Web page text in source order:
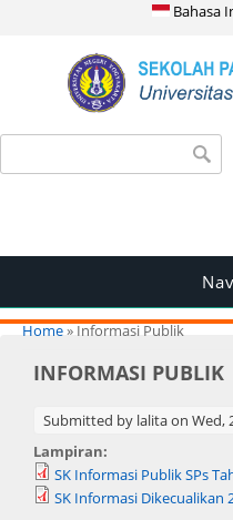
Bahasa
Search form
You are here
Home» Informasi Publik
INFORMASI PUBLIK
Submitted by lalitaon Wed,
Lampiran:
SK Informasi Publik SPs
SK Informasi Dikecualikan